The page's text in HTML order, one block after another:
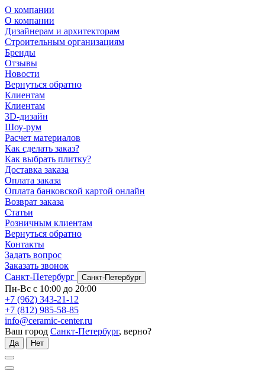
О компании
О компании
Дизайнерам и архитекторам
Строительным организациям
Бренды
Отзывы
Новости
Вернуться обратно
Клиентам
Клиентам
3D-дизайн
Шоу-рум
Расчет материалов
Как сделать заказ?
Как выбрать плитку?
Доставка заказа
Оплата заказа
Оплата банковской картой онлайн
Возврат заказа
Статьи
Розничным клиентам
Вернуться обратно
Контакты
Задать вопрос
Заказать звонок
Санкт-Петербург
Санкт-Петербург
Пн-Вс с 10:00 до 20:00
+7 (962) 343-21-12
+7 (812) 985-58-85
info@ceramic-center.ru
Ваш город Санкт-Петербург, верно?
Да Нет